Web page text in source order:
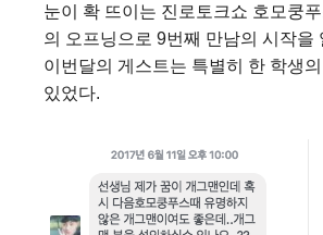
눈이 확 뜨이는 진로토크쇼 호모쿵푸
의 오프닝으로 9번째 만남의 시작을
이번달의 게스트는 특별히 한 학생
있었다.